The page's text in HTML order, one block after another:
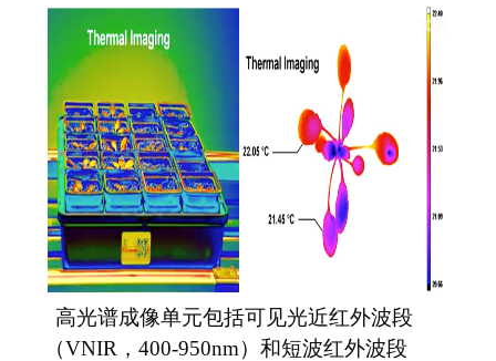
高光谱成像单元包括可见光近红外波段
（VNIR，400-950nm）和短波红外波段